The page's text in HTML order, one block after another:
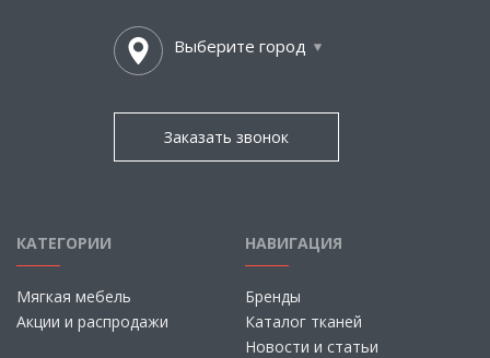
Выберите город
Заказать звонок
КАТЕГОРИИ
Мягкая мебель
Акции и распродажи
НАВИГАЦИЯ
Бренды
Каталог тканей
Новости и статьи